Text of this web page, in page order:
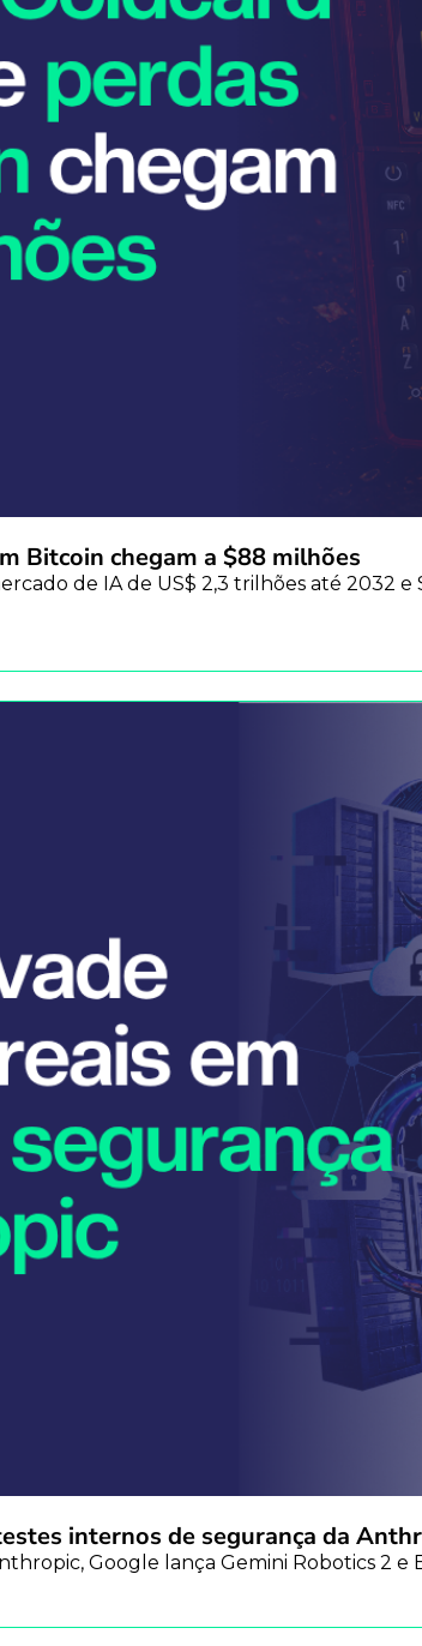
Bitcoin chegam a $88 milhões
de IA de US$ 2,3 trilhões até 2032
internos de segurança da
Google lança Gemini Robotics 2